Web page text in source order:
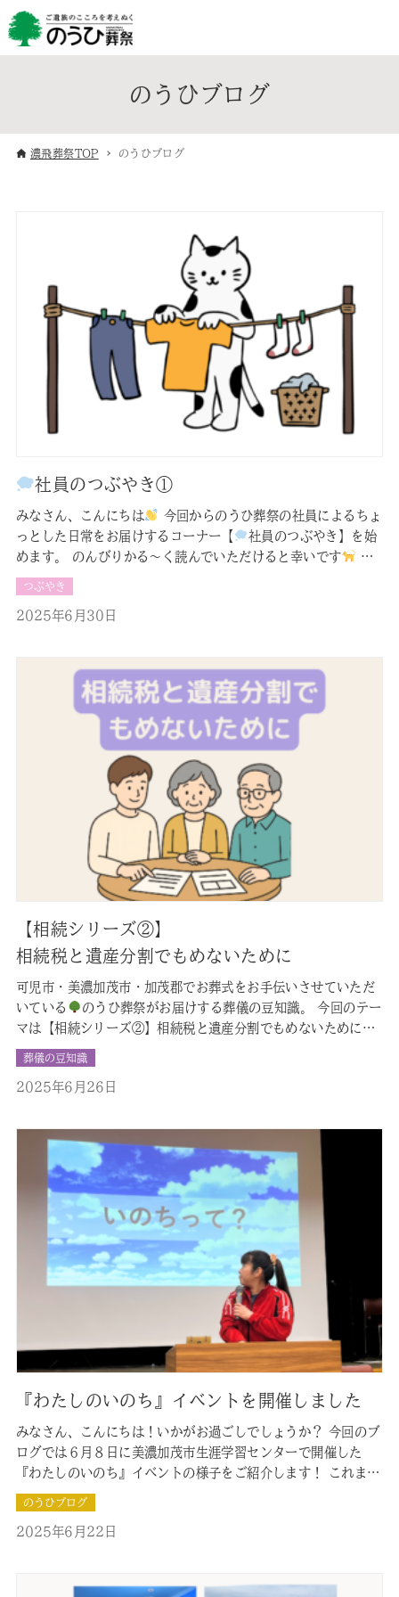
のうひブログ
濃飛葬祭TOP のうひブログ
社員のつぶやき①
みなさん、こんにちは
今回からのうひ葬祭の社員によるちょ
っとした日常をお届けするコーナー【
社員のつぶやき】を始
めます。 のんびりかる～く読んでいただけると幸いです
＝
＝＝＝＝＝＝＝＝＝＝＝＝＝＝＝＝＝＝＝ わたしが普段してい
る仕事の中に洗濯物を洗い、干す仕事があるんですよ。 ある
日、洗濯機を回しいつもは室内干し
2025年6月30日
つぶやき
【相続シリーズ②】
相続税と遺産分割でもめないために
可児市・美濃加茂市・加茂郡でお葬式をお手伝いさせていただ
いている
のうひ葬祭がお届けする葬儀の豆知識。 今回のテー
マは【相続シリーズ②】相続税と遺産分割でもめないためにで
す
目次 1.【はじめに】10か月というタイムリミット 2.
相続税はどんなときにかかるのか？ 3.相続税の申告と納付の流
れ 4.遺産分割協議とは？もめないために 5.遺言書がある場
2025年6月26日
葬儀の豆知識
『わたしのいのち』イベントを開催しました
みなさん、こんにちは！いかがお過ごしでしょうか？ 今回のブ
ログでは６月８日に美濃加茂市生涯学習センターで開催した
『わたしのいのち』イベントの様子をご紹介します！ これまで
のイベントについても、過去のブログでご紹介しておりますの
で、ぜひあわせてご覧ください！ 『いのちの授業』初開催 第2
回『いのちの授業』開催！ 地域に根付いてお葬式のお手伝いを
2025年6月22日
のうひブログ